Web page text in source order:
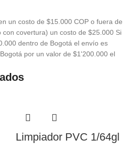
un costo de $15.000 COP o fuera de
con covertura) un costo de $25.000 Si
dentro de Bogotá el envío es
por un valor de $1'200.000 el
Limpiador PVC 1/64gl